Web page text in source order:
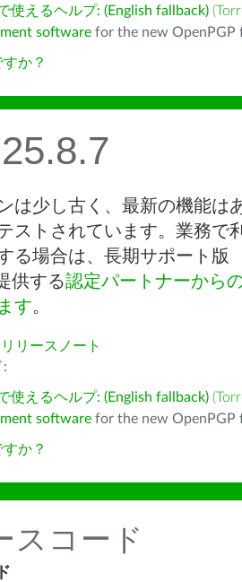
使えるヘルプ: (English fallback) (
software for the new OpenPGP
か？
25.8.7
は少し古く、最新の機能は
ストされています。業務で
る場合は、長期サポート版
供する認定パートナーから
す。
リースノート
:
使えるヘルプ: (English fallback) (
software for the new OpenPGP
か？
スコード